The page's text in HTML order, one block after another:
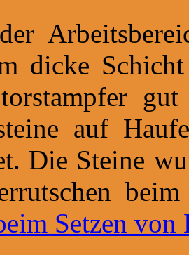
dicke
auf
Die Steine
Setzen von